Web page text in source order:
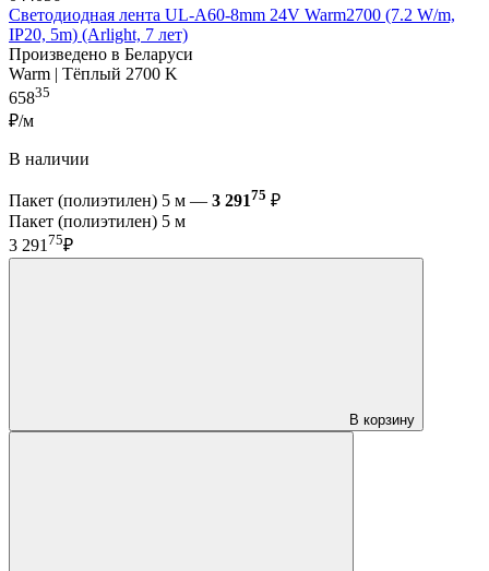
Светодиодная лента UL-A60-8mm 24V Warm2700 (7.2 W/m,
IP20, 5m) (Arlight, 7 лет)
Произведено в Беларуси
Warm | Тёплый 2700 K
65835
₽/м
В наличии
Пакет (полиэтилен) 5 м — 3 29175 ₽
Пакет (полиэтилен) 5 м
3 29175₽
В корзину